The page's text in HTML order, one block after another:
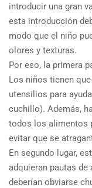
introducir una gran
esta introducción
modo que el niño
olores y texturas.
Por eso, la primera
Los niños tienen
utensilios para
cuchillo). Además,
todos los alimentos
evitar que se
En segundo lugar,
adquieran pautas
deberían obviarse